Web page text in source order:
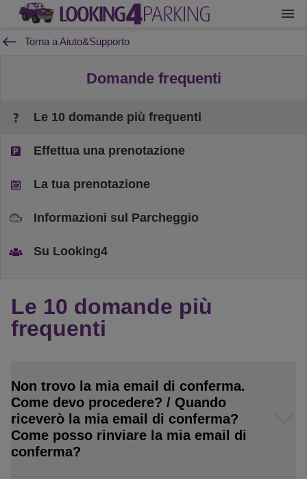
Torna a Aiuto&Supporto
Domande frequenti
Le 10 domande più frequenti
Effettua una prenotazione
La tua prenotazione
Informazioni sul Parcheggio
Su Looking4
Le 10 domande più
frequenti
Non trovo la mia email di conferma.
Come devo procedere? / Quando
riceverò la mia email di conferma?
Come posso rinviare la mia email di
conferma?